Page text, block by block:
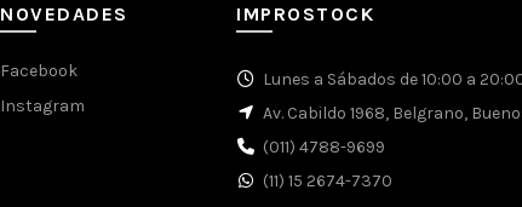
NOVEDADES
Facebook
Instagram
IMPROSTOCK
Lunes a Sábados de 10:00 a
Av. Cabildo 1968, Belgrano,
(011) 4788-9699
(11) 15 2674-7370